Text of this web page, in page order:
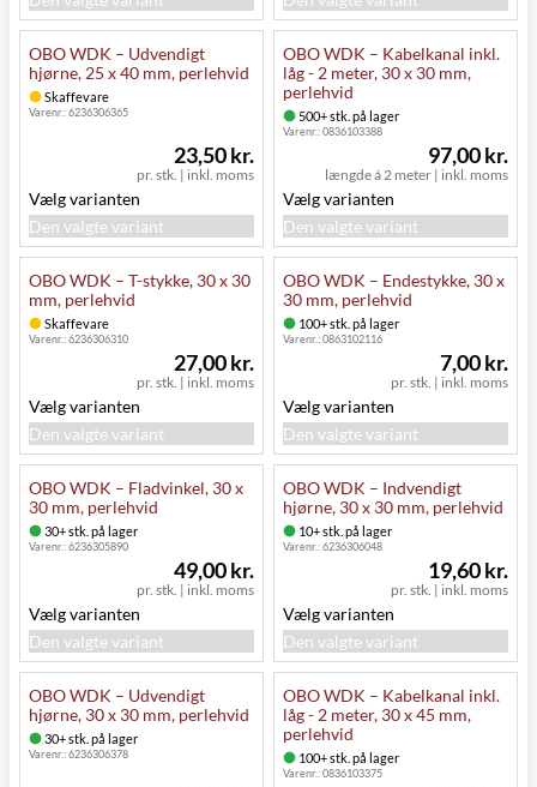
OBO WDK – Udvendigt
hjørne, 25 x 40 mm, perlehvid
Skaffevare
Varenr.:6236306365
pr. stk. | inkl. moms
23,50 kr.
Vælg varianten
Den valgte variant
OBO WDK – Kabelkanal inkl.
låg - 2 meter, 30 x 30 mm,
perlehvid
500+ stk. på lager
Varenr.:0836103388
længde á 2 meter | inkl. moms
97,00 kr.
Vælg varianten
Den valgte variant
OBO WDK – T-stykke, 30 x 30
mm, perlehvid
Skaffevare
Varenr.:6236306310
pr. stk. | inkl. moms
27,00 kr.
Vælg varianten
Den valgte variant
OBO WDK – Endestykke, 30 x
30 mm, perlehvid
100+ stk. på lager
Varenr.:0863102116
pr. stk. | inkl. moms
7,00 kr.
Vælg varianten
Den valgte variant
OBO WDK – Fladvinkel, 30 x
30 mm, perlehvid
30+ stk. på lager
Varenr.:6236305890
pr. stk. | inkl. moms
49,00 kr.
Vælg varianten
Den valgte variant
OBO WDK – Indvendigt
hjørne, 30 x 30 mm, perlehvid
10+ stk. på lager
Varenr.:6236306048
pr. stk. | inkl. moms
19,60 kr.
Vælg varianten
Den valgte variant
OBO WDK – Udvendigt
hjørne, 30 x 30 mm, perlehvid
30+ stk. på lager
Varenr.:6236306378
OBO WDK – Kabelkanal inkl.
låg - 2 meter, 30 x 45 mm,
perlehvid
100+ stk. på lager
Varenr.:0836103375